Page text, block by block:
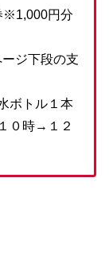
※1,000円分
ジ下段の支
ボトル１本
０時→１２